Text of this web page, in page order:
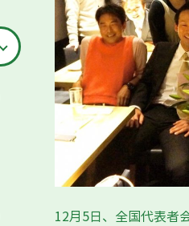
12月5日、全国代表者